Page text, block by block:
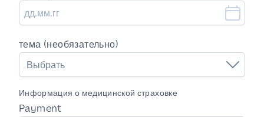
тема (необязательно)
Выбрать
Информация о медицинской страховке
Payment